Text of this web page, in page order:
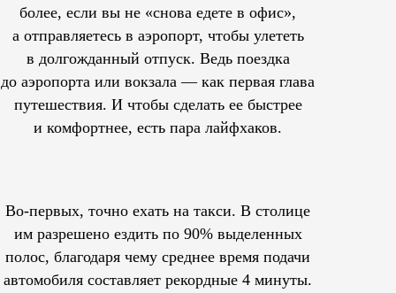
более, если вы не «снова едете в офис»,
а отправляетесь в аэропорт, чтобы улететь
в долгожданный отпуск. Ведь поездка
до аэропорта или вокзала — как первая глава
путешествия. И чтобы сделать ее быстрее
и комфортнее, есть пара лайфхаков.
Во-первых, точно ехать на такси. В столице
им разрешеноездить по 90% выделенных
полос, благодаря чему среднее время подачи
автомобиля составляет рекордные 4 минуты.